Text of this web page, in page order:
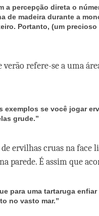
a percepção direta o
de madeira durante a
Portanto, (um
refere-se a uma
exemplos se você jogar
grude.”
ervilhas cruas na face
parede. É assim que
para uma tartaruga
no vasto mar.”